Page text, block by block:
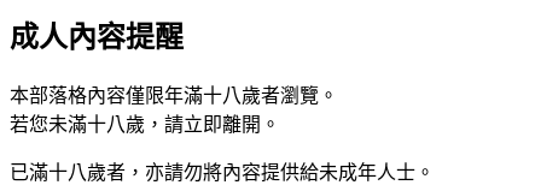
成人內容提醒
本部落格內容僅限年滿十八歲者瀏覽。
若您未滿十八歲，請立即離開。
已滿十八歲者，亦請勿將內容提供給未成年人士。